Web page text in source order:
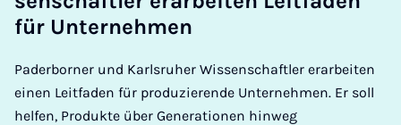
für Un­terneh­men
Paderborner und Karlsruher Wissenschaftler erarbeiten
einen Leitfaden für produzierende Unternehmen. Er soll
helfen, Produkte über Generationen hinweg